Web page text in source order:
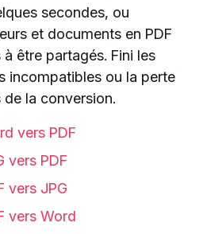
secondes, ou
et documents en PDF
être partagés. Fini les
incompatibles ou la perte
la conversion.
vers PDF
vers PDF
vers JPG
vers Word